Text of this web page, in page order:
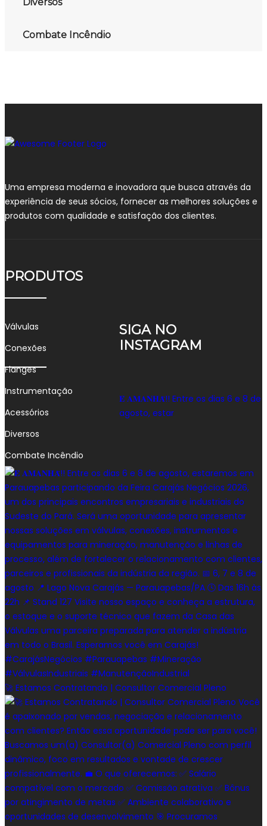
Combate Incêndio
Uma empresa moderna e inovadora que busca através da
experiência de seus sócios, fornecer as melhores soluções e
produtos com qualidade e satisfação dos clientes.
PRODUTOS
Válvulas
Conexões
Flanges
Instrumentação
Acessórios
Diversos
Combate Incêndio
SIGA NO
INSTAGRAM
𝐄́ 𝐀𝐌𝐀𝐍𝐇𝐀̃!! Entre os dias 6 e 8 de
agosto, estar
🚀 Estamos Contratando | Consultor Comercial Pleno